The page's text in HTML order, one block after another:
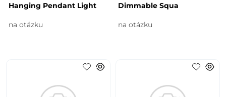
Hanging Pendant Light
na otázku
Dimmable Squa
na otázku